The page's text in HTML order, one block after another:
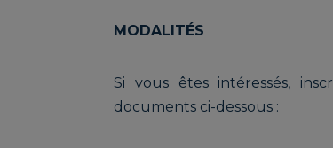
MODALITÉS
Si vous êtes intéressés,
documents ci-dessous :